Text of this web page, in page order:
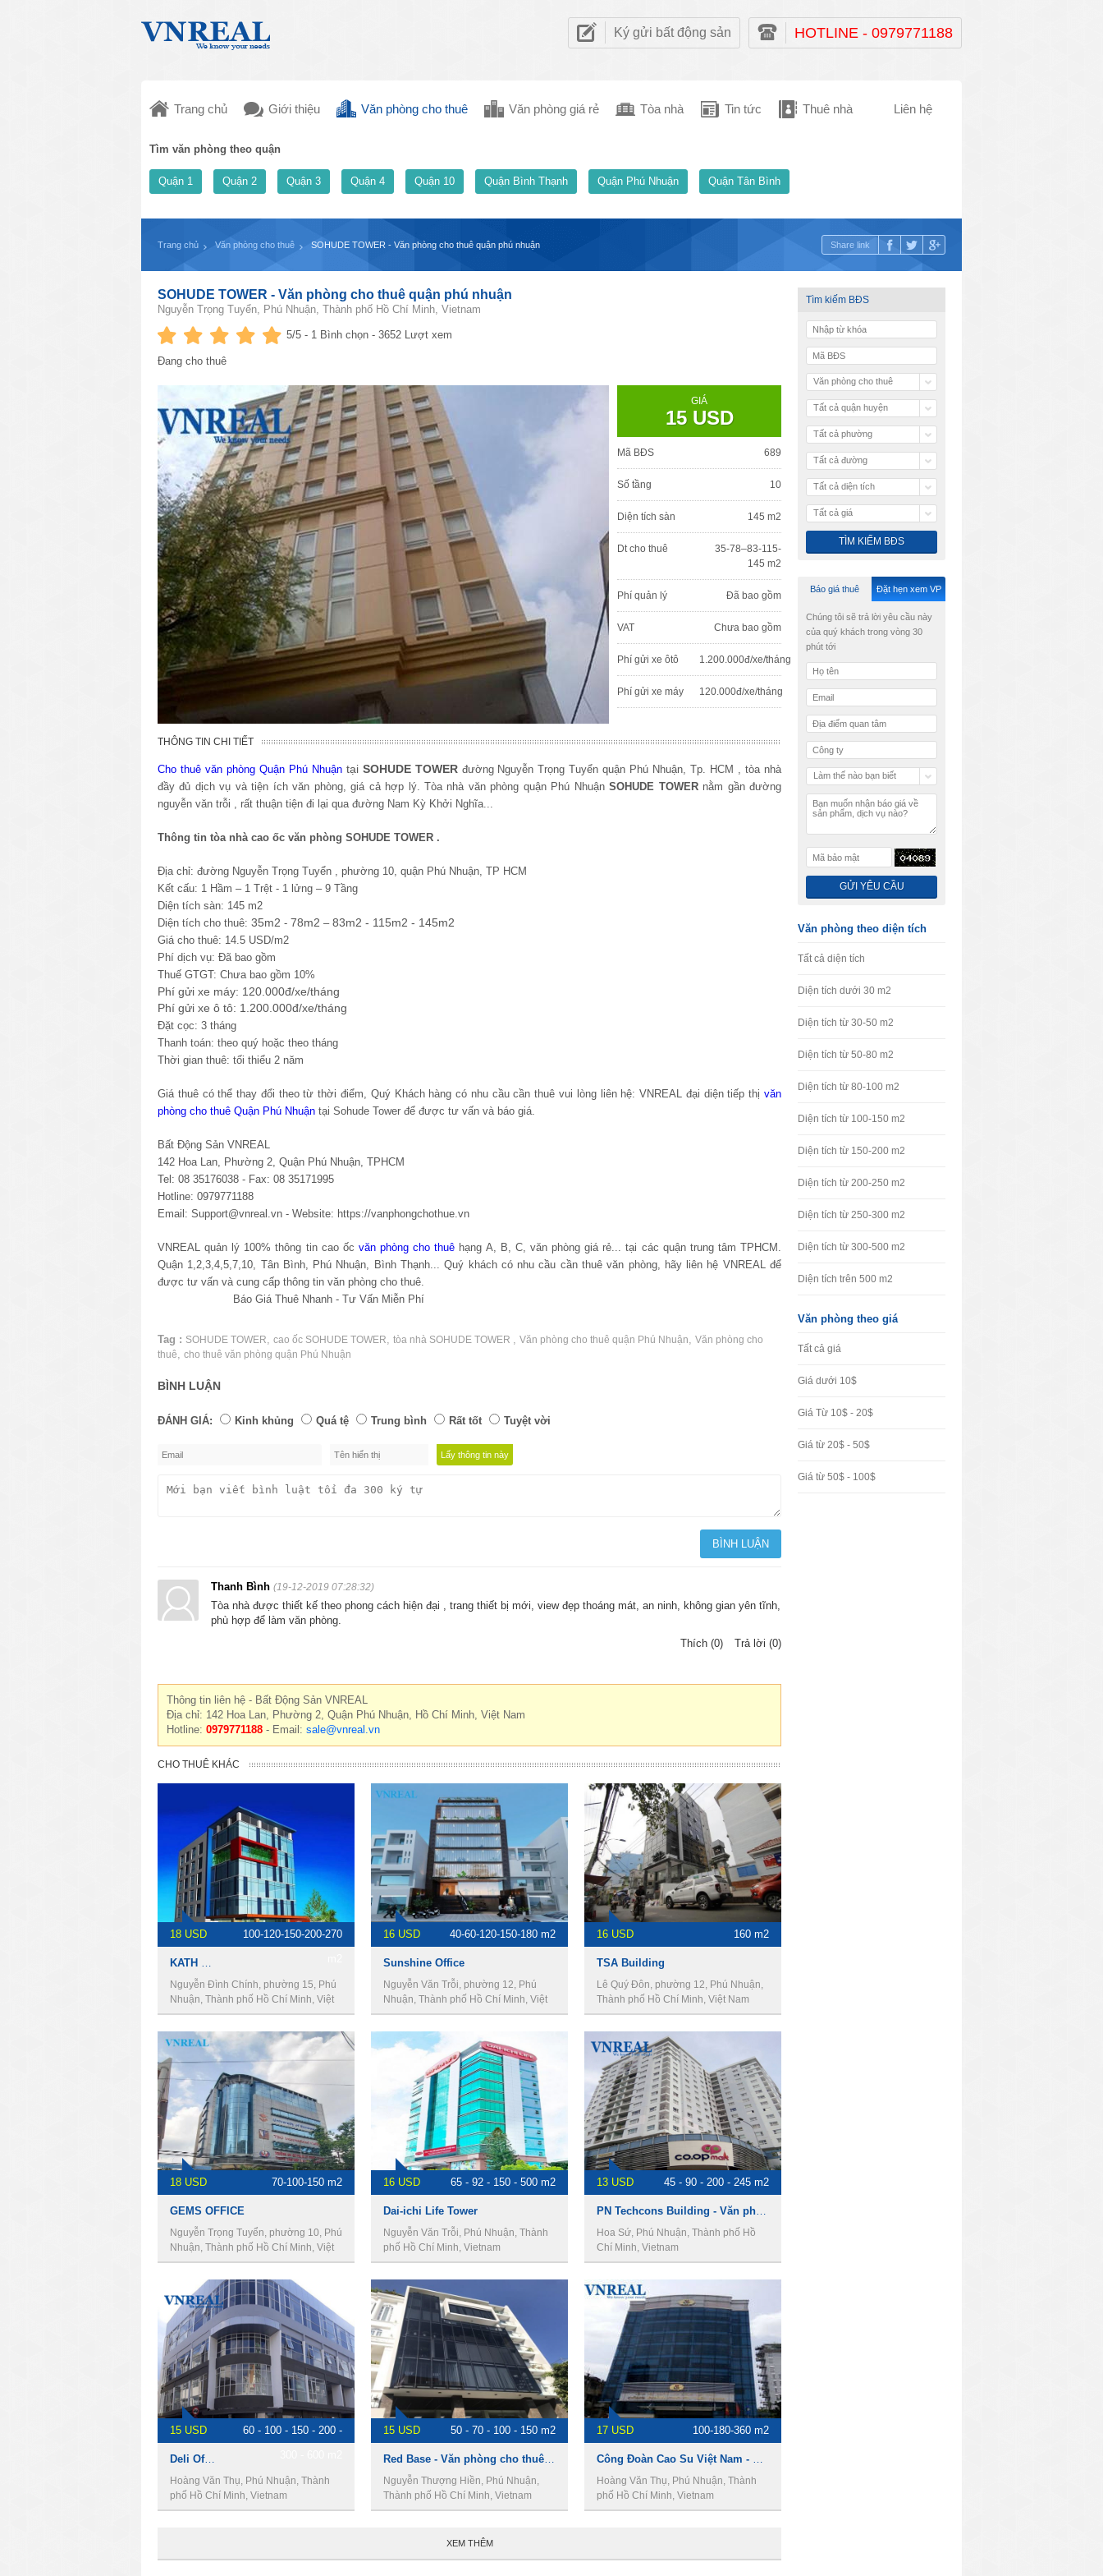
Ký gửi bất động sản HOTLINE - 0979771188
Trang chủ Giới thiệu Văn phòng cho thuê Văn phòng giá rẻ Tòa nhà Tin tức Thuê nhà Liên hệ
Tìm văn phòng theo quận
Quận 1 Quận 2 Quận 3 Quận 4 Quận 10 Quận Bình Thạnh Quận Phú Nhuận Quận Tân Bình
Trang chủ Văn phòng cho thuê SOHUDE TOWER - Văn phòng cho thuê quận phú nhuận Share link
SOHUDE TOWER - Văn phòng cho thuê quận phú nhuận
Nguyễn Trọng Tuyển, Phú Nhuận, Thành phố Hồ Chí Minh, Vietnam
5/5 - 1 Bình chọn - 3652 Lượt xem
Đang cho thuê
GIÁ
15 USD
Mã BĐS 689
Số tầng 10
Diện tích sàn 145 m2
Dt cho thuê
35-78–83-115-
145 m2
Phí quản lý Đã bao gồm
VAT Chưa bao gồm
Phí gửi xe ôtô 1.200.000đ/xe/tháng
Phí gửi xe máy 120.000đ/xe/tháng
THÔNG TIN CHI TIẾT
Cho thuê văn phòng Quận Phú Nhuậntại SOHUDE TOWERđường Nguyễn Trọng Tuyển quận Phú Nhuận, Tp. HCM , tòa nhà
đầy đủ dịch vụ và tiện ích văn phòng, giá cả hợp lý. Tòa nhà văn phòng quận Phú NhuậnSOHUDE TOWERnằm gần đường
nguyễn văn trỗi , rất thuận tiện đi lại qua đường Nam Kỳ Khởi Nghĩa...
Thông tin tòa nhà cao ốc văn phòng SOHUDE TOWER .
Địa chỉ: đường Nguyễn Trọng Tuyển , phường 10, quận Phú Nhuận, TP HCM
Kết cấu: 1 Hầm – 1 Trệt - 1 lửng – 9 Tầng
Diện tích sàn: 145 m2
Diện tích cho thuê: 35m2 - 78m2 – 83m2 - 115m2 - 145m2
Giá cho thuê: 14.5 USD/m2
Phí dịch vụ: Đã bao gồm
Thuế GTGT: Chưa bao gồm 10%
Phí gửi xe máy: 120.000đ/xe/tháng
Phí gửi xe ô tô: 1.200.000đ/xe/tháng
Đặt cọc: 3 tháng
Thanh toán: theo quý hoặc theo tháng
Thời gian thuê: tối thiểu 2 năm
Giá thuê có thể thay đổi theo từ thời điểm, Quý Khách hàng có nhu cầu cần thuê vui lòng liên hệ: VNREAL đại diện tiếp thị văn
phòng cho thuê Quận Phú Nhuận tại Sohude Tower để được tư vấn và báo giá.
Bất Động Sản VNREAL
142 Hoa Lan, Phường 2, Quận Phú Nhuận, TPHCM
Tel: 08 35176038 - Fax: 08 35171995
Hotline: 0979771188
Email: Support@vnreal.vn - Website: https://vanphongchothue.vn
VNREAL quản lý 100% thông tin cao ốc văn phòng cho thuê hạng A, B, C, văn phòng giá rẻ... tại các quận trung tâm TPHCM.
Quận 1,2,3,4,5,7,10, Tân Bình, Phú Nhuận, Bình Thạnh... Quý khách có nhu cầu cần thuê văn phòng, hãy liên hệ VNREAL để
được tư vấn và cung cấp thông tin văn phòng cho thuê.
Báo Giá Thuê Nhanh - Tư Vấn Miễn Phí
Tag : SOHUDE TOWER cao ốc SOHUDE TOWER tòa nhà SOHUDE TOWER Văn phòng cho thuê quận Phú Nhuận
Văn phòng cho
thuê
cho thuê văn phòng quận Phú Nhuận
BÌNH LUẬN
ĐÁNH GIÁ: Kinh khủng Quá tệ Trung bình Rất tốt Tuyệt vời
Thanh Bình (19-12-2019 07:28:32)
Tòa nhà được thiết kế theo phong cách hiện đại , trang thiết bị mới, view đẹp thoáng mát, an ninh, không gian yên tĩnh,
phù hợp để làm văn phòng.
Thích (0)
Trả lời (0)
Thông tin liên hệ - Bất Động Sản VNREAL
Địa chỉ: 142 Hoa Lan, Phường 2, Quận Phú Nhuận, Hồ Chí Minh, Việt Nam
Hotline: 0979771188 - Email: sale@vnreal.vn
CHO THUÊ KHÁC
18 USD
100-120-150-200-270
Nguyễn Đình Chính, phường 15, Phú
Nhuận, Thành phố Hồ Chí Minh, Việt
Nam
16 USD 40-60-120-150-180 m2
Sunshine Office
Nguyễn Văn Trỗi, phường 12, Phú
Nhuận, Thành phố Hồ Chí Minh, Việt
Nam
16 USD 160 m2
TSA Building
Lê Quý Đôn, phường 12, Phú Nhuận,
Thành phố Hồ Chí Minh, Việt Nam
18 USD 70-100-150 m2
GEMS OFFICE
Nguyễn Trọng Tuyển, phường 10, Phú
Nhuận, Thành phố Hồ Chí Minh, Việt
Nam
16 USD 65 - 92 - 150 - 500 m2
Dai-ichi Life Tower
Nguyễn Văn Trỗi, Phú Nhuận, Thành
phố Hồ Chí Minh, Vietnam
13 USD 45 - 90 - 200 - 245 m2
Hoa Sứ, Phú Nhuận, Thành phố Hồ
Chí Minh, Vietnam
15 USD
60 - 100 - 150 - 200 -
Deli Office - Văn phòng cho thuê quận phú nhuận
Hoàng Văn Thụ, Phú Nhuận, Thành
phố Hồ Chí Minh, Vietnam
15 USD 50 - 70 - 100 - 150 m2
Nguyễn Thượng Hiền, Phú Nhuận,
Thành phố Hồ Chí Minh, Vietnam
17 USD 100-180-360 m2
Hoàng Văn Thụ, Phú Nhuận, Thành
phố Hồ Chí Minh, Vietnam
XEM THÊM
Tìm kiếm BĐS
Văn phòng cho thuê
Tất cả quận huyện
Tất cả phường
Tất cả đường
Tất cả diện tích
Tất cả giá
Báo giá thuê Đặt hẹn xem VP
Chúng tôi sẽ trả lời yêu cầu này
của quý khách trong vòng 30
phút tới
Làm thế nào bạn biết
Văn phòng theo diện tích
Tất cả diện tích
Diện tích dưới 30 m2
Diện tích từ 30-50 m2
Diện tích từ 50-80 m2
Diện tích từ 80-100 m2
Diện tích từ 100-150 m2
Diện tích từ 150-200 m2
Diện tích từ 200-250 m2
Diện tích từ 250-300 m2
Diện tích từ 300-500 m2
Diện tích trên 500 m2
Văn phòng theo giá
Tất cả giá
Giá dưới 10$
Giá Từ 10$ - 20$
Giá từ 20$ - 50$
Giá từ 50$ - 100$